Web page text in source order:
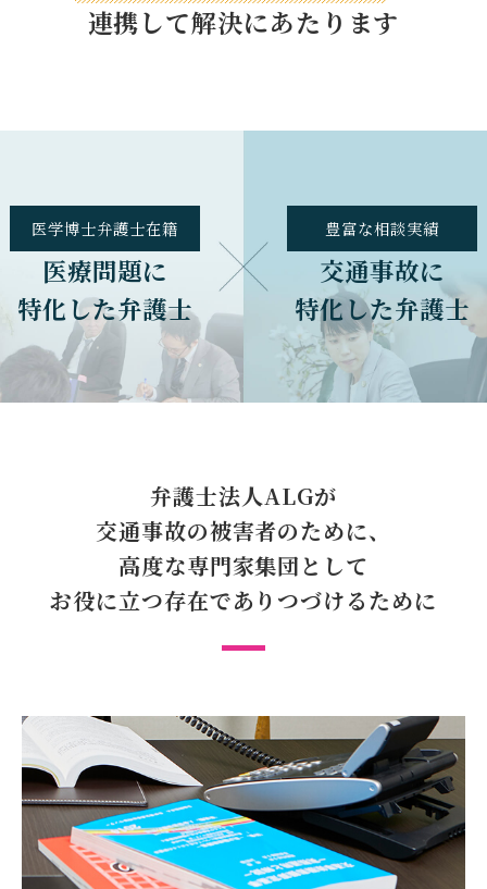
連携して解決にあたります
医学博士弁護士在籍
医療問題に
特化した弁護士
豊富な相談実績
交通事故に
特化した弁護士
弁護士法人ALGが
交通事故の被害者のために、
高度な専門家集団として
お役に立つ存在でありつづけるために